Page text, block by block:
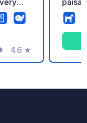
to
4.6
Calificación
★
con
de las